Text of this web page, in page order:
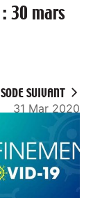
: 30 mars
SUIVANT
31 Mar 2020